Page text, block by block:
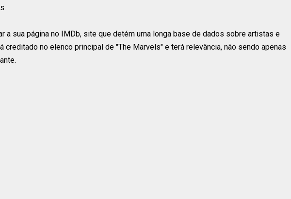
a sua página no IMDb, site que detém uma longa base de dados sobre artistas e
creditado no elenco principal de "The Marvels" e terá relevância, não sendo apenas